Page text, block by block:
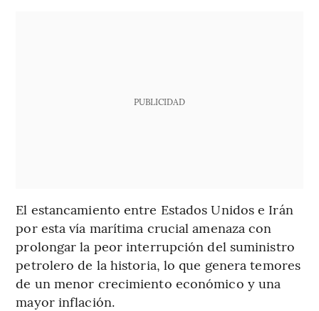
PUBLICIDAD
El estancamiento entre Estados Unidos e Irán
por esta vía marítima crucial amenaza con
prolongar la peor interrupción del suministro
petrolero de la historia, lo que genera temores
de un menor crecimiento económico y una
mayor inflación.